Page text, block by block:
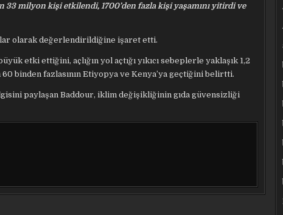
33 milyon kişi etkilendi, 1700’den fazla kişi yaşamını yitirdi ve
olarak değerlendirildiğine işaret etti.
etki ettiğini, açlığın yol açtığı yıkıcı sebeplerle yaklaşık 1,2
binden fazlasının Etiyopya ve Kenya’ya geçtiğini belirtti.
paylaşan Baddour, iklim değişikliğinin gıda güvensizliği